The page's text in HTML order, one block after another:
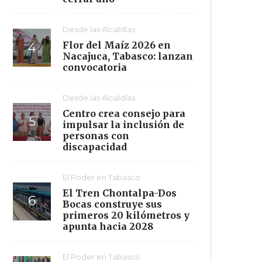
Desde las Alcaldías
Flor del Maíz 2026 en
Nacajuca, Tabasco: lanzan
convocatoria
Desde las Alcaldías
Centro crea consejo para
impulsar la inclusión de
personas con
discapacidad
El Poder en Tabasco
El Tren Chontalpa-Dos
Bocas construye sus
primeros 20 kilómetros y
apunta hacia 2028
El Poder en Tabasco